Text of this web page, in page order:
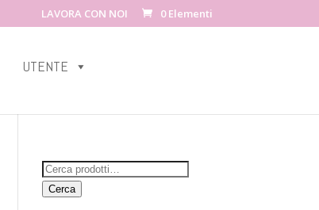
LAVORA CON NOI 0 Elementi
UTENTE
Cerca:
Cerca